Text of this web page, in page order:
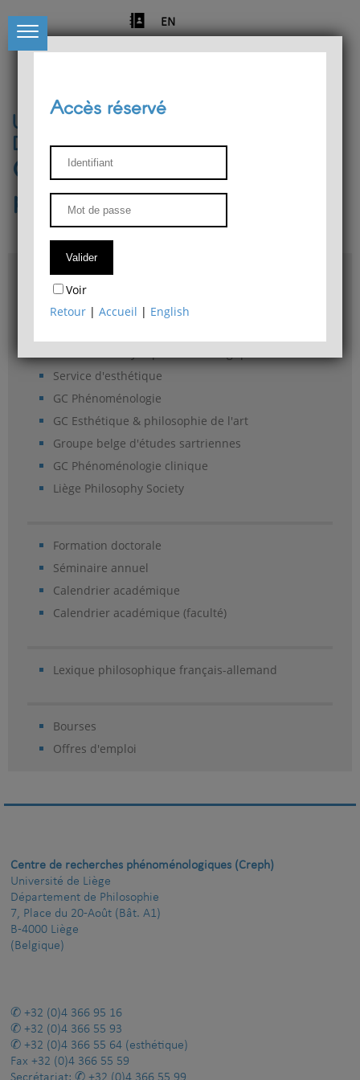
EN
Université de Liège
Département de philosophie
Centre de recherches
phénoménologiques
Accès & plans
Bibliothèque du Département de philosophie
Service d'esthétique
GC Phénoménologie
GC Esthétique & philosophie de l'art
Groupe belge d'études sartriennes
GC Phénoménologie clinique
Liège Philosophy Society
Formation doctorale
Séminaire annuel
Calendrier académique
Calendrier académique (faculté)
Lexique philosophique français-allemand
Bourses
Offres d'emploi
Accès réservé
Voir
Retour |Accueil | English
Centre de recherches phénoménologiques (Creph)
Université de Liège
Département de Philosophie
7, Place du 20-Août (Bât. A1)
B-4000 Liège
(Belgique)
+32 (0)4 366 95 16
+32 (0)4 366 55 93
+32 (0)4 366 55 64 (esthétique)
Fax +32 (0)4 366 55 59